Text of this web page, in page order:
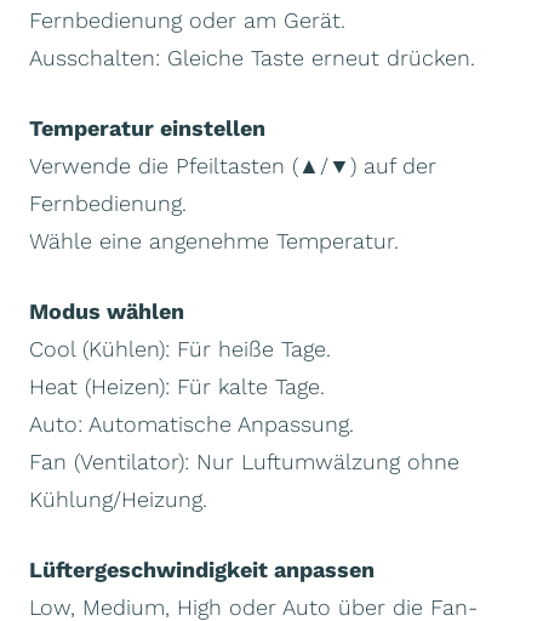
Fernbedienung oder am Gerät.
Ausschalten: Gleiche Taste erneut drücken.
Temperatur einstellen
Verwende die Pfeiltasten (▲/▼) auf der
Fernbedienung.
Wähle eine angenehme Temperatur.
Modus wählen
Cool (Kühlen): Für heiße Tage.
Heat (Heizen): Für kalte Tage.
Auto: Automatische Anpassung.
Fan (Ventilator): Nur Luftumwälzung ohne
Kühlung/Heizung.
Lüftergeschwindigkeit anpassen
Low, Medium, High oder Auto über die Fan-